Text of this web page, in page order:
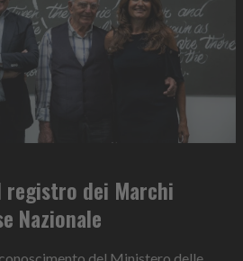
dei Marchi
Nazionale